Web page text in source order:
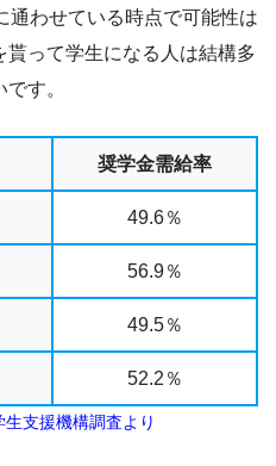
通わせている時点で可能性は
って学生になる人は結構多
す。
奨学金需給率
49.6％
56.9％
49.5％
52.2％
生支援機構調査より